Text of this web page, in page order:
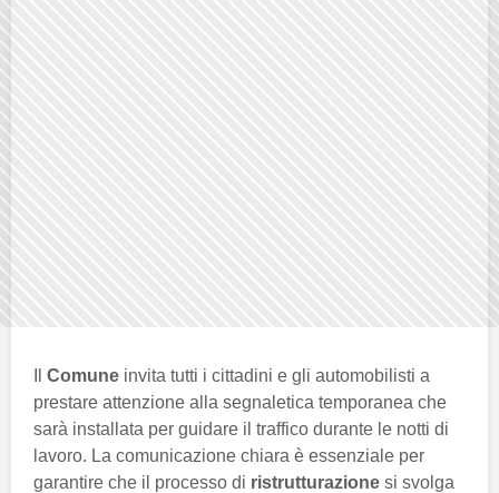
Comune invita tutti i cittadini e gli automobilisti a
prestare attenzione alla segnaletica temporanea che
sarà installata per guidare il traffico durante le notti di
lavoro. La comunicazione chiara è essenziale per
garantire che il processo di ristrutturazione si svolga